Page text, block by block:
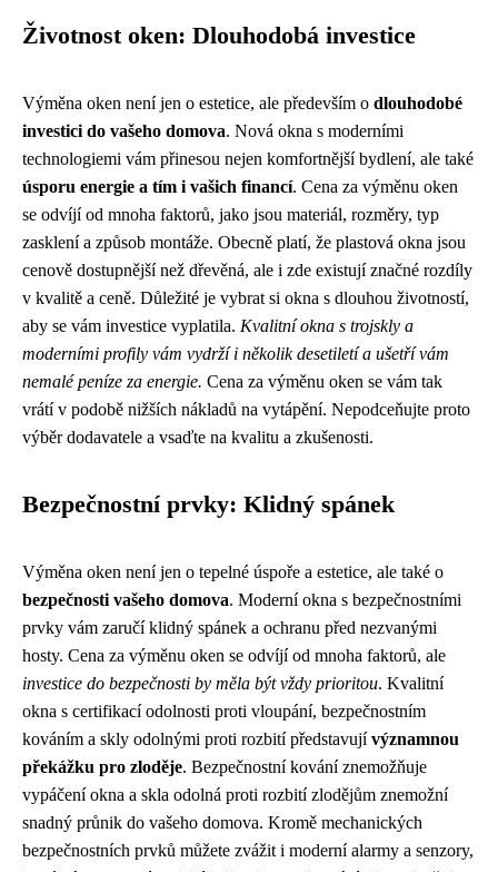
Životnost oken: Dlouhodobá investice
Výměna oken není jen o estetice, ale především o dlouhodobé
investici do vašeho domova. Nová okna s moderními
technologiemi vám přinesou nejen komfortnější bydlení, ale také
úsporu energie a tím i vašich financí. Cena za výměnu oken
se odvíjí od mnoha faktorů, jako jsou materiál, rozměry, typ
zasklení a způsob montáže. Obecně platí, že plastová okna jsou
cenově dostupnější než dřevěná, ale i zde existují značné rozdíly
v kvalitě a ceně. Důležité je vybrat si okna s dlouhou životností,
aby se vám investice vyplatila. Kvalitní okna s trojskly a
moderními profily vám vydrží i několik desetiletí a ušetří vám
nemalé peníze za energie. Cena za výměnu oken se vám tak
vrátí v podobě nižších nákladů na vytápění. Nepodceňujte proto
výběr dodavatele a vsaďte na kvalitu a zkušenosti.
Bezpečnostní prvky: Klidný spánek
Výměna oken není jen o tepelné úspoře a estetice, ale také o
bezpečnosti vašeho domova. Moderní okna s bezpečnostními
prvky vám zaručí klidný spánek a ochranu před nezvanými
hosty. Cena za výměnu oken se odvíjí od mnoha faktorů, ale
investice do bezpečnosti by měla být vždy prioritou. Kvalitní
okna s certifikací odolnosti proti vloupání, bezpečnostním
kováním a skly odolnými proti rozbití představujívýznamnou
překážku pro zloděje. Bezpečnostní kování znemožňuje
vypáčení okna a skla odolná proti rozbití zlodějům znemožní
snadný průnik do vašeho domova. Kromě mechanických
bezpečnostních prvků můžete zvážit i moderní alarmy a senzory,